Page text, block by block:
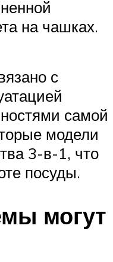
на чашках.
с
самой
модели
3-в-1, что
посуды.
могут